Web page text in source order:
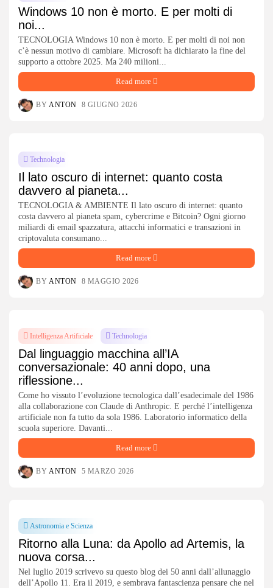
Windows 10 non è morto. E per molti di
noi...
TECNOLOGIA Windows 10 non è morto. E per molti di noi non
c’è nessun motivo di cambiare. Microsoft ha dichiarato la fine del
supporto a ottobre 2025. Ma 240 milioni...
Read more
BY ANTON 8 GIUGNO 2026
Technologia
Il lato oscuro di internet: quanto costa
davvero al pianeta...
TECNOLOGIA & AMBIENTE Il lato oscuro di internet: quanto
costa davvero al pianeta spam, cybercrime e Bitcoin? Ogni giorno
miliardi di email spazzatura, attacchi informatici e transazioni in
criptovaluta consumano...
Read more
BY ANTON 8 MAGGIO 2026
Intelligenza Artificiale Technologia
Dal linguaggio macchina all’IA
conversazionale: 40 anni dopo, una
riflessione...
Come ho vissuto l’evoluzione tecnologica dall’esadecimale del 1986
alla collaborazione con Claude di Anthropic. E perché l’intelligenza
artificiale non fa tutto da sola 1986. Laboratorio informatico della
scuola superiore. Davanti...
Read more
BY ANTON 5 MARZO 2026
Astronomia e Scienza
Ritorno alla Luna: da Apollo ad Artemis, la
nuova corsa...
Nel luglio 2019 scrivevo su questo blog dei 50 anni dall’allunaggio
dell’Apollo 11. Era il 2019, e sembrava fantascienza pensare che nel